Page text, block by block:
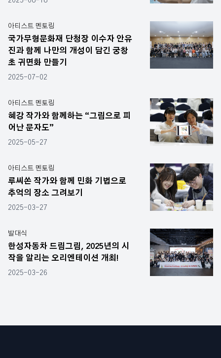
아티스트 멘토링
국가무형문화재 단청장 이수자 안유
진과 함께 나만의 개성이 담긴 궁창
초 귀면화 만들기
2025-07-02
아티스트 멘토링
혜강 작가와 함께하는 “그림으로 피
어난 문자도”
2025-05-27
아티스트 멘토링
루씨쏜 작가와 함께 민화 기법으로
추억의 장소 그려보기
2025-03-27
발대식
한성자동차 드림그림, 2025년의 시
작을 알리는 오리엔테이션 개최!
2025-03-26